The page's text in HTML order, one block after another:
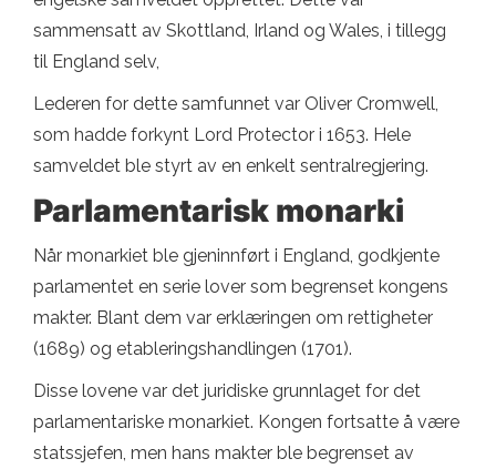
sammensatt av Skottland, Irland og Wales, i tillegg
til England selv,
Lederen for dette samfunnet var Oliver Cromwell,
som hadde forkynt Lord Protector i 1653. Hele
samveldet ble styrt av en enkelt sentralregjering.
Parlamentarisk monarki
Når monarkiet ble gjeninnført i England, godkjente
parlamentet en serie lover som begrenset kongens
makter. Blant dem var erklæringen om rettigheter
(1689) og etableringshandlingen (1701).
Disse lovene var det juridiske grunnlaget for det
parlamentariske monarkiet. Kongen fortsatte å være
statssjefen, men hans makter ble begrenset av